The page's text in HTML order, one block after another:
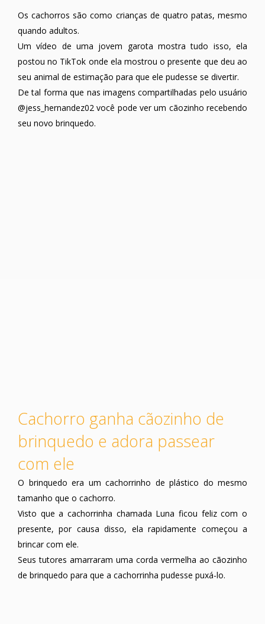
Os cachorros são como crianças de quatro patas, mesmo
quando adultos.
Um vídeo de uma jovem garota mostra tudo isso, ela
postou no TikTok onde ela mostrou o presente que deu ao
seu animal de estimação para que ele pudesse se divertir.
De tal forma que nas imagens compartilhadas pelo usuário
@jess_hernandez02 você pode ver um cãozinho recebendo
seu novo brinquedo.
Cachorro ganha cãozinho de
brinquedo e adora passear
com ele
O brinquedo era um cachorrinho de plástico do mesmo
tamanho que o cachorro.
Visto que a cachorrinha chamada Luna ficou feliz com o
presente, por causa disso, ela rapidamente começou a
brincar com ele.
Seus tutores amarraram uma corda vermelha ao cãozinho
de brinquedo para que a cachorrinha pudesse puxá-lo.